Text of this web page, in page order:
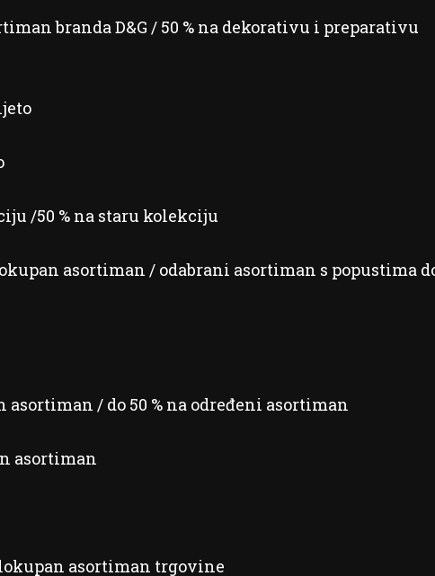
branda D&G / 50 % na dekorativu i preparativu
/50 % na staru kolekciju
asortiman / odabrani asortiman s popustima
asortiman / do 50 % na određeni asortiman
asortiman
asortiman trgovine